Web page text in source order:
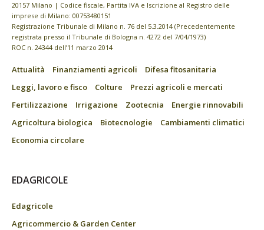
20157 Milano | Codice fiscale, Partita IVA e Iscrizione al Registro delle
imprese di Milano: 00753480151
Registrazione Tribunale di Milano n. 76 del 5.3.2014 (Precedentemente
registrata presso il Tribunale di Bologna n. 4272 del 7/04/1973)
ROC n. 24344 dell’11 marzo 2014
Attualità Finanziamenti agricoli
Difesa fitosanitaria
Leggi, lavoro e fisco
Colture
Prezzi agricoli e mercati
Fertilizzazione
Irrigazione Zootecnia
Energie rinnovabili
Agricoltura biologica
Biotecnologie
Cambiamenti climatici
Economia circolare
EDAGRICOLE
Edagricole
Agricommercio & Garden Center